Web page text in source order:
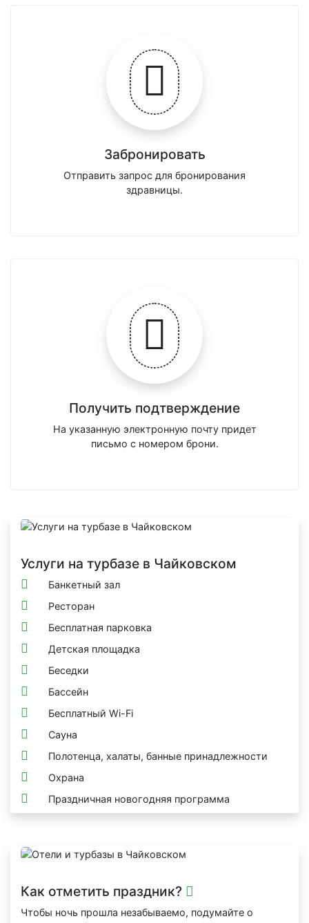
Забронировать
Отправить запрос для бронирования
здравницы.
Получить подтверждение
На указанную электронную почту придет
письмо с номером брони.
Услуги на турбазе в Чайковском
Банкетный зал
Ресторан
Бесплатная парковка
Детская площадка
Беседки
Бассейн
Бесплатный Wi-Fi
Сауна
Полотенца, халаты, банные принадлежности
Охрана
Праздничная новогодняя программа
Как отметить праздник?
Чтобы ночь прошла незабываемо, подумайте о